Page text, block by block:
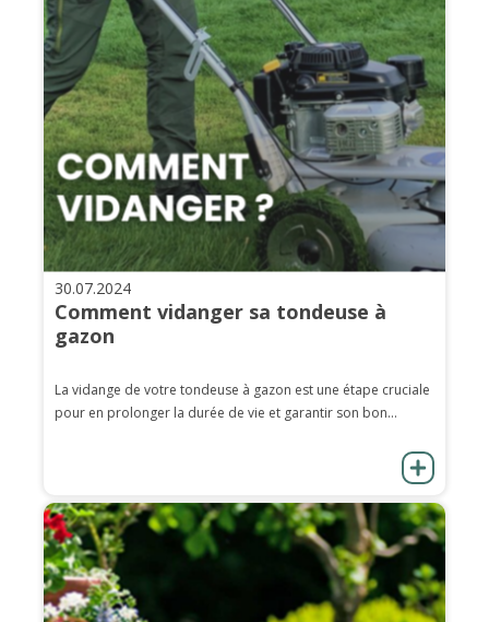
30.07.2024
Comment vidanger sa tondeuse à
gazon
La vidange de votre tondeuse à gazon est une étape cruciale
pour en prolonger la durée de vie et garantir son bon...